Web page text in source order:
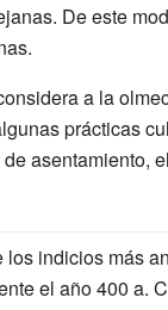
De este
a la
prácticas
asentamiento,
los indicios más
el año400 a.